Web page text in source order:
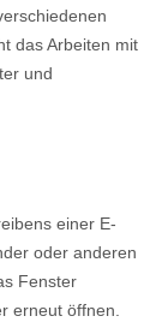
das Arbeiten mit
und
einer E-
oder anderen
Fenster
erneut öffnen.